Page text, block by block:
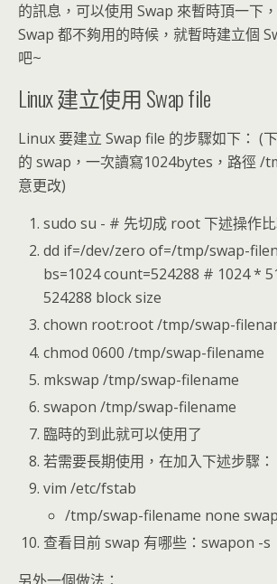
的訊息，可以使用 Swap 來暫時頂一下
Swap 都不夠用的時候，就暫時建立個
吧~
Linux 建立使用 Swap file
Linux 要建立 Swap file 的步驟如下： (
的 swap，一次讀寫1024bytes，路徑 /
意更改)
sudo su - # 先切成 root 下述操作
dd if=/dev/zero of=/tmp/swap-
bs=1024 count=524288 # 1024 *
524288 block size
chown root:root /tmp/swap-
chmod 0600 /tmp/swap-filename
mkswap /tmp/swap-filename
swapon /tmp/swap-filename
臨時的到此就可以使用了
若需要長期使用，在加入下述步驟：
vim /etc/fstab
/tmp/swap-filename none
查看目前 swap 有哪些：swapon -s